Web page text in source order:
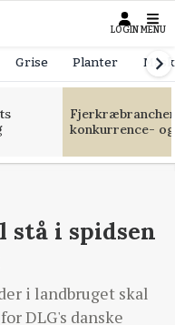
LOGIN MENU
Grise Planter
konkurrence-
stå i spidsen
i landbruget skal
DLG's danske